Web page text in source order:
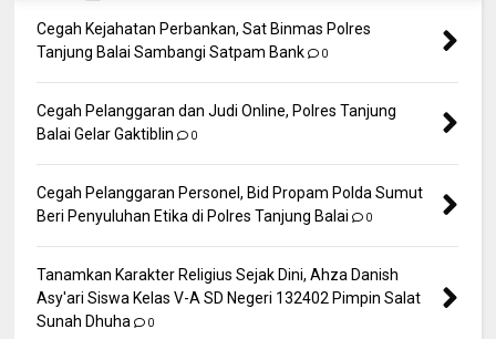
Cegah Kejahatan Perbankan, Sat Binmas Polres
Tanjung Balai Sambangi Satpam Bank
0
Cegah Pelanggaran dan Judi Online, Polres Tanjung
Balai Gelar Gaktiblin
0
Cegah Pelanggaran Personel, Bid Propam Polda Sumut
Beri Penyuluhan Etika di Polres Tanjung Balai
0
Tanamkan Karakter Religius Sejak Dini, Ahza Danish
Asy'ari Siswa Kelas V-A SD Negeri 132402 Pimpin Salat
Sunah Dhuha
0